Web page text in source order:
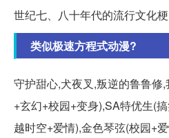
世纪七、八十年代的流行文化梗
类似极速方程式动漫?
守护甜心,犬夜叉,叛逆的鲁鲁修
+玄幻+校园+变身),SA特优生(
越时空+爱情),金色琴弦(校园+爱